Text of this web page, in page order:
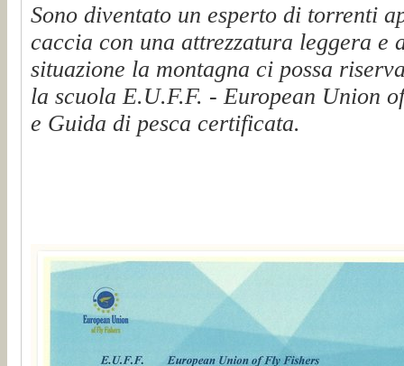
Sono diventato un esperto di torrenti
caccia con una attrezzatura leggera e
situazione la montagna ci possa
la scuola E.U.F.F. - European Union
e Guida di pesca certificata.